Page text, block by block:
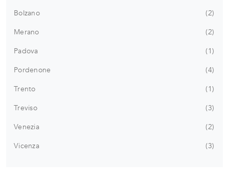
Bolzano
2
Merano
2
Padova
1
Pordenone
4
Trento
1
Treviso
3
Venezia
2
Vicenza
3